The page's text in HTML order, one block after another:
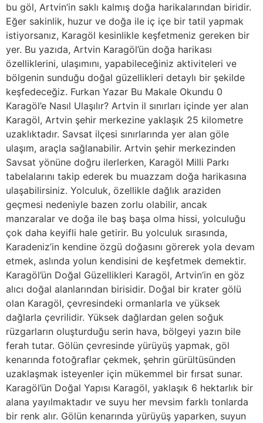
bu göl, Artvin’in saklı kalmış doğa harikalarından biridir.
Eğer sakinlik, huzur ve doğa ile iç içe bir tatil yapmak
istiyorsanız, Karagöl kesinlikle keşfetmeniz gereken bir
yer. Bu yazıda, Artvin Karagöl’ün doğa harikası
özelliklerini, ulaşımını, yapabileceğiniz aktiviteleri ve
bölgenin sunduğu doğal güzellikleri detaylı bir şekilde
keşfedeceğiz. Furkan Yazar Bu Makale Okundu 0
Karagöl’e Nasıl Ulaşılır? Artvin il sınırları içinde yer alan
Karagöl, Artvin şehir merkezine yaklaşık 25 kilometre
uzaklıktadır. Savsat ilçesi sınırlarında yer alan göle
ulaşım, araçla sağlanabilir. Artvin şehir merkezinden
Savsat yönüne doğru ilerlerken, Karagöl Milli Parkı
tabelalarını takip ederek bu muazzam doğa harikasına
ulaşabilirsiniz. Yolculuk, özellikle dağlık araziden
geçmesi nedeniyle bazen zorlu olabilir, ancak
manzaralar ve doğa ile baş başa olma hissi, yolculuğu
çok daha keyifli hale getirir. Bu yolculuk sırasında,
Karadeniz’in kendine özgü doğasını görerek yola devam
etmek, aslında yolun kendisini de keşfetmek demektir.
Karagöl’ün Doğal Güzellikleri Karagöl, Artvin’in en göz
alıcı doğal alanlarından birisidir. Doğal bir krater gölü
olan Karagöl, çevresindeki ormanlarla ve yüksek
dağlarla çevrilidir. Yüksek dağlardan gelen soğuk
rüzgarların oluşturduğu serin hava, bölgeyi yazın bile
ferah tutar. Gölün çevresinde yürüyüş yapmak, göl
kenarında fotoğraflar çekmek, şehrin gürültüsünden
uzaklaşmak isteyenler için mükemmel bir fırsat sunar.
Karagöl’ün Doğal Yapısı Karagöl, yaklaşık 6 hektarlık bir
alana yayılmaktadır ve suyu her mevsim farklı tonlarda
bir renk alır. Gölün kenarında yürüyüş yaparken, suyun